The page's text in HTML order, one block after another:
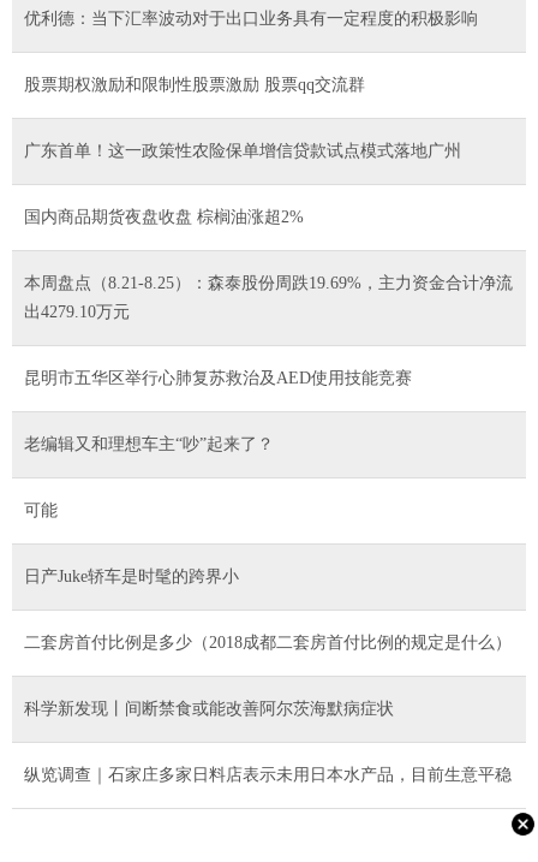
优利德：当下汇率波动对于出口业务具有一定程度的积极影响
股票期权激励和限制性股票激励 股票qq交流群
广东首单！这一政策性农险保单增信贷款试点模式落地广州
国内商品期货夜盘收盘 棕榈油涨超2%
本周盘点（8.21-8.25）：森泰股份周跌19.69%，主力资金合计净流
出4279.10万元
昆明市五华区举行心肺复苏救治及AED使用技能竞赛
老编辑又和理想车主“吵”起来了？
可能
日产Juke轿车是时髦的跨界小
二套房首付比例是多少（2018成都二套房首付比例的规定是什么）
科学新发现丨间断禁食或能改善阿尔茨海默病症状
纵览调查｜石家庄多家日料店表示未用日本水产品，目前生意平稳